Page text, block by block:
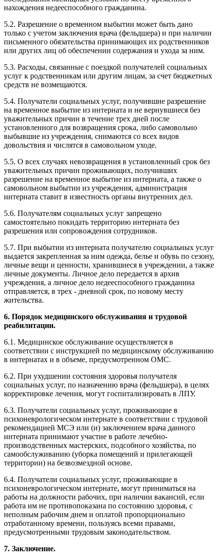
нахождения недееспособного гражданина.
5.2. Разрешение о временном выбытии может быть дано
только с учетом заключения врача (фельдшера) и при наличии
письменного обязательства принимающих их родственников
или других лиц об обеспечении содержания и ухода за ним.
5.3. Расходы, связанные с поездкой получателей социальных
услуг к родственникам или другим лицам, за счет бюджетных
средств не возмещаются.
5.4. Получатели социальных услуг, получившие разрешение
на временное выбытие из интерната и не вернувшиеся без
уважительных причин в течение трех дней после
установленного для возвращения срока, либо самовольно
выбывшие из учреждения, снимаются со всех видов
довольствия и числятся в самовольном уходе.
5.5. О всех случаях невозвращения в установленный срок без
уважительных причин проживающих, получивших
разрешение на временное выбытие из интерната, а также о
самовольном выбытии из учреждения, администрация
интерната ставит в известность органы внутренних дел.
5.6. Получателям социальных услуг запрещено
самостоятельно покидать территорию интерната без
разрешения или сопровождения сотрудников.
5.7. При выбытии из интерната получателю социальных услуг
выдается закрепленная за ним одежда, белье и обувь по сезону,
личные вещи и ценности, хранившиеся в учреждении, а также
личные документы. Личное дело передается в архив
учреждения, а личное дело недееспособного гражданина
отправляется, в трех - дневной срок, по новому месту
жительства.
6. Порядок медицинского обслуживания и трудовой
реабилитации.
6.1. Медицинское обслуживание осуществляется в
соответствии с инструкцией по медицинскому обслуживанию
в интернатах и в объеме, предусмотренном ОМС.
6.2. При ухудшении состояния здоровья получателя
социальных услуг, по назначению врача (фельдшера), в целях
корректировке лечения, могут госпитализировать в ЛПУ.
6.3. Получатели социальных услуг, проживающие в
психоневрологическом интернате в соответствии с трудовой
рекомендацией МСЭ или (и) заключением врача данного
интерната принимают участие в работе лечебно-
производственных мастерских, подсобного хозяйства, по
самообслуживанию (уборка помещений и прилегающей
территории) на безвозмездной основе.
6.4. Получатели социальных услуг, проживающие в
психоневрологическом интернате, могут приниматься на
работы на должности рабочих, при наличии вакансий, если
работа им не противопоказана по состоянию здоровья, с
неполным рабочим днем и оплатой пропорционально
отработанному времени, пользуясь всеми правами,
предусмотренными трудовым законодательством.
7. Заключение.